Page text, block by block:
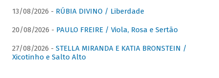
13/08/2026 - RÚBIA DIVINO / Liberdade
20/08/2026 - PAULO FREIRE / Viola, Rosa e Sertão
27/08/2026 - STELLA MIRANDA E KATIA BRONSTEIN /
Xicotinho e Salto Alto